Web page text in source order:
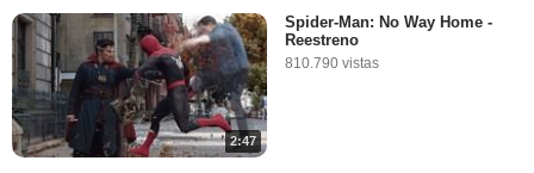
2:47
Spider-Man: No Way Home -
Reestreno
810.790 vistas